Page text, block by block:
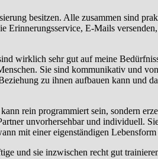
besitzen. Alle zusammen sind
Erinnerungsservice, E-Mails
wirklich sehr gut auf meine
Sie sind kommunikativ und
zu ihnen aufbauen kann und
rein programmiert sein, sondern
unvorhersehbar und individuell.
mit einer eigenständigen
und sie inzwischen recht gut